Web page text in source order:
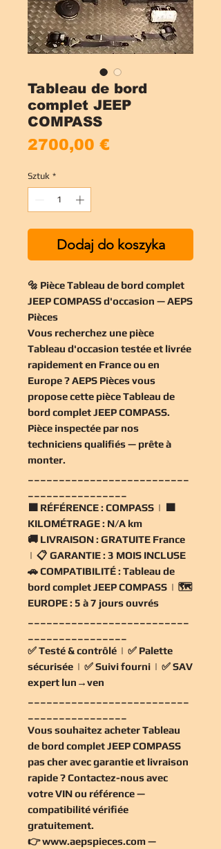
Tableau de bord
complet JEEP
COMPASS
2700,00 €
Sztuk *
Dodaj do koszyka
🔩 Pièce Tableau de bord complet
JEEP COMPASS d'occasion — AEPS
Pièces
Vous recherchez une pièce
Tableau d'occasion testée et livrée
rapidement en France ou en
Europe ? AEPS Pièces vous
propose cette pièce Tableau de
bord complet JEEP COMPASS.
Pièce inspectée par nos
techniciens qualifiés — prête à
monter.
🟧 RÉFÉRENCE : COMPASS | 🟧
KILOMÉTRAGE : N/A km
🚚 LIVRAISON : GRATUITE France
| 📋 GARANTIE : 3 MOIS INCLUSE
🚗COMPATIBILITÉ : Tableau de
bord complet JEEP COMPASS | 🗺️
EUROPE : 5 à 7 jours ouvrés
✅Testé & contrôlé | ✅ Palette
sécurisée | ✅Suivi fourni | ✅SAV
expert lun→ven
Vous souhaitez acheter Tableau
de bord complet JEEP COMPASS
pas cheravec garantie et livraison
rapide ? Contactez-nous avec
votre VIN ou référence —
compatibilité vérifiée
gratuitement.
👉www.aepspieces.com—